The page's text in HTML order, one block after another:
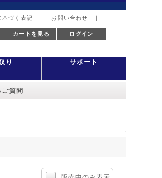
基づく表記 ｜ お問い合わせ ｜
ログイン
カートを見る
り サポート
ご質問